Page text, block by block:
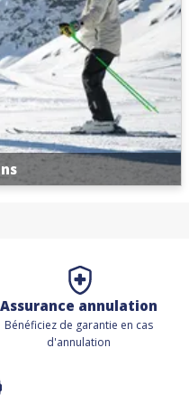
Assurance annulation
Bénéficiez de garantie en cas
d'annulation